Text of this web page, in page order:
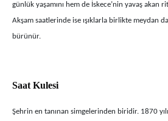
günlük yaşamını hem de İskece’nin yavaş
Akşam saatlerinde ise ışıklarla birlikte meydan
bürünür.
Saat Kulesi
Şehrin en tanınan simgelerinden biridir. 1870